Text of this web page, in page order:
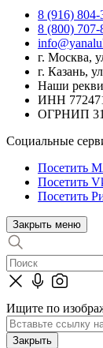
8 (916) 804-
8 (800) 707-
г. Москва,
г. Казань,
Наши
ИНН
ОГРНИП
Социальные
Посетить
Посетить
Посетить
Закрыть меню
Ищите по
Закрыть